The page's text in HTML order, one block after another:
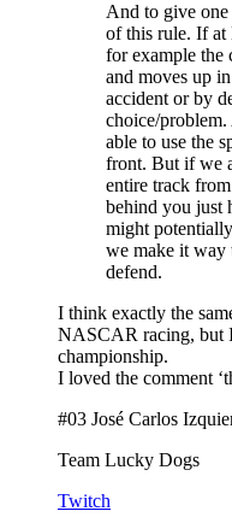
And to give
of this rule. If
for example the
and moves up
accident or by
choice/
able to use the
front. But if we
entire track
behind you just
might
we make it way
defend.
I think exactly the
NASCAR racing, but I
championship.
I loved the comment
#03 José Carlos
Team Lucky Dogs
Twitch